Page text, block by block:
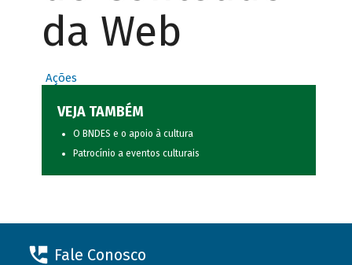
da Web
Ações
VEJA TAMBÉM
O BNDES e o apoio à cultura
Patrocínio a eventos culturais
Fale Conosco